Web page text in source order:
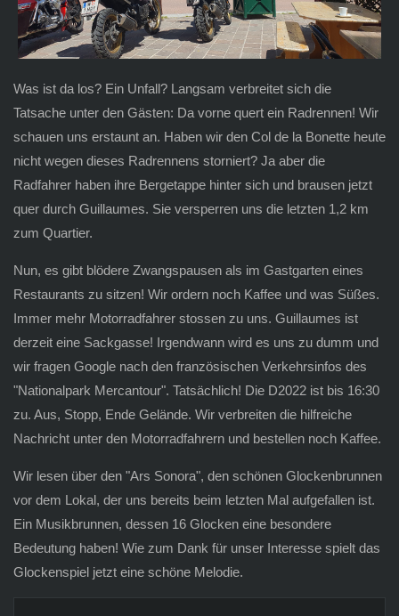
Was ist da los? Ein Unfall? Langsam verbreitet sich die
Tatsache unter den Gästen: Da vorne quert ein Radrennen! Wir
schauen uns erstaunt an. Haben wir den Col de la Bonette heute
nicht wegen dieses Radrennens storniert? Ja aber die
Radfahrer haben ihre Bergetappe hinter sich und brausen jetzt
quer durch Guillaumes. Sie versperren uns die letzten 1,2 km
zum Quartier.
Nun, es gibt blödere Zwangspausen als im Gastgarten eines
Restaurants zu sitzen! Wir ordern noch Kaffee und was Süßes.
Immer mehr Motorradfahrer stossen zu uns. Guillaumes ist
derzeit eine Sackgasse! Irgendwann wird es uns zu dumm und
wir fragen Google nach den französischen Verkehrsinfos des
"Nationalpark Mercantour". Tatsächlich! Die D2022 ist bis 16:30
zu. Aus, Stopp, Ende Gelände. Wir verbreiten die hilfreiche
Nachricht unter den Motorradfahrern und bestellen noch Kaffee.
Wir lesen über den "Ars Sonora", den schönen Glockenbrunnen
vor dem Lokal, der uns bereits beim letzten Mal aufgefallen ist.
Ein Musikbrunnen, dessen 16 Glocken eine besondere
Bedeutung haben! Wie zum Dank für unser Interesse spielt das
Glockenspiel jetzt eine schöne Melodie.